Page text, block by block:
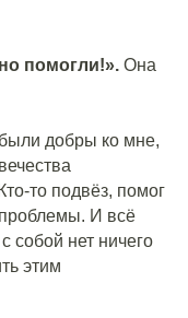
помогли!». Она
добры ко мне,
то подвёз, помог
И всё
собой нет ничего
этим